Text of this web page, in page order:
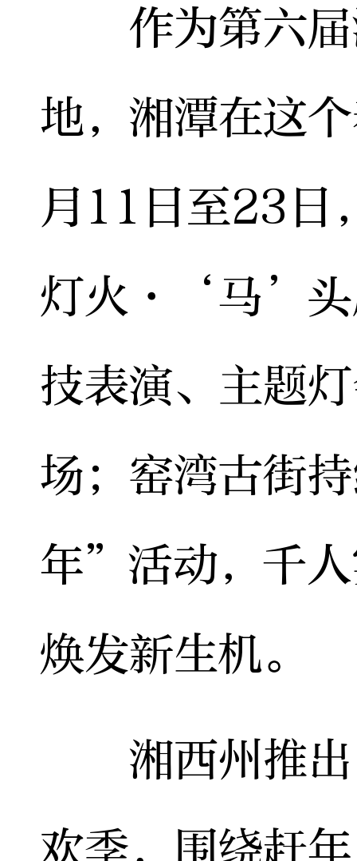
作为第六届
地，湘潭在这
月11日至23日
灯火·‘马’头
技表演、主题
场；窑湾古街
年”活动，千
焕发新生机。
湘西州推出
欢季，围绕赶